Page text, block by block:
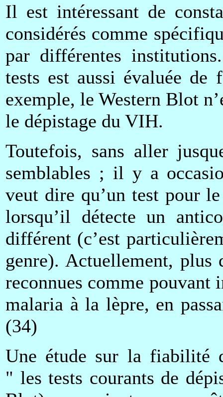
Il est intéressant de
considérés comme
par différentes
tests est aussi évaluée de
exemple, le Western Blot
le dépistage du VIH.
Toutefois, sans aller
semblables ; il y a
veut dire qu’un test pour
lorsqu’il détecte un
différent (c’est
genre). Actuellement, plus
reconnues comme
malaria à la lèpre, en
(34)
Une étude sur la fiabilité
" les tests courants de